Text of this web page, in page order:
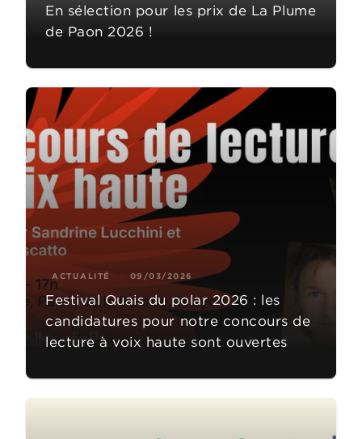
En sélection pour les prix de La Plume
de Paon 2026 !
ACTUALITÉ 09/03/2026
Festival Quais du polar 2026 : les
candidatures pour notre concours de
lecture à voix haute sont ouvertes